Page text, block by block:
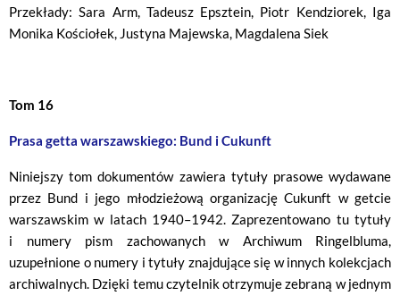
Przekłady: Sara Arm, Tadeusz Epsztein, Piotr Kendziorek, Iga
Monika Kościołek, Justyna Majewska, Magdalena Siek
Tom 16
Prasa getta warszawskiego: Bund i Cukunft
Niniejszy tom dokumentów zawiera tytuły prasowe wydawane
przez Bund i jego młodzieżową organizację Cukunft w getcie
warszawskim w latach 1940–1942. Zaprezentowano tu tytuły
i numery pism zachowanych w Archiwum Ringelbluma,
uzupełnione o numery i tytuły znajdujące się w innych kolekcjach
archiwalnych. Dzięki temu czytelnik otrzymuje zebraną w jednym